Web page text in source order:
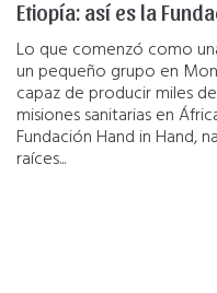
Etiopía: así es la
Lo que comenzó como
un pequeño grupo en
capaz de producir miles
misiones sanitarias en
Fundación Hand in Hand,
raíces...